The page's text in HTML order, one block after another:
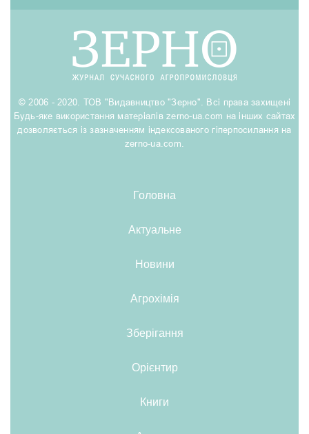
© 2006 - 2020. ТОВ "Видавництво "Зерно". Всі права захищені
Будь-яке використання матеріалів zerno-ua.com на інших сайтах
дозволяється із зазначенням індексованого гіперпосилання на
zerno-ua.com.
Головна
Актуальне
Новини
Агрохімія
Зберігання
Орієнтир
Книги